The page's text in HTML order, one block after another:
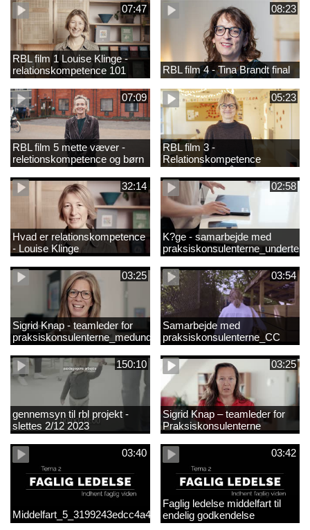
07:47
RBL film 1 Louise Klinge -
relationskompetence 101
08:23
RBL film 4 - Tina Brandt final
07:09
RBL film 5 mette væver -
reletionskompetence og børn
i udsatte positioner
05:23
RBL film 3 -
Relationskompetence
Pædagogens råd
32:14
Hvad er relationskompetence
- Louise Klinge
02:58
K?ge - samarbejde med
03:25
Sigrid Knap - teamleder for
praksiskonsulenterne_medundertekst
03:54
Samarbejde med
praksiskonsulenterne_CC
150:10
gennemsyn til rbl projekt -
slettes 2/12 2023
03:25
Sigrid Knap – teamleder for
Praksiskonsulenterne
03:40
Middelfart_5_3199243edcc4a41acb865705c927d015.mp4
03:42
Faglig ledelse middelfart til
endelig godkendelse